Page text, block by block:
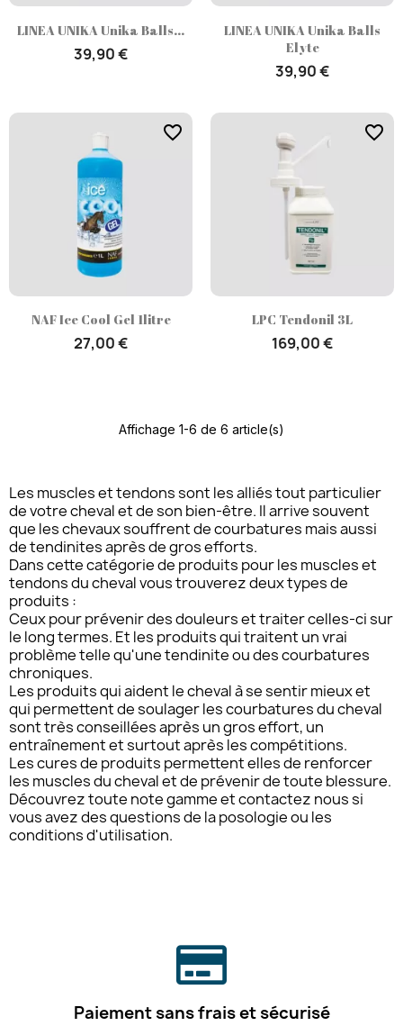
LINEA UNIKA Unika Balls...
39,90 €
LINEA UNIKA Unika Balls
Elyte
39,90 €
NAF Ice Cool Gel 1litre
27,00 €
favorite_border
LPC Tendonil 3L
169,00 €
favorite_border
Affichage 1-6 de 6 article(s)
Les muscles et tendons sont les alliés tout particulier
de votre cheval et de son bien-être. Il arrive souvent
que les chevaux souffrent de courbatures mais aussi
de tendinites après de gros efforts.
Dans cette catégorie de produits pour les muscles et
tendons du cheval vous trouverez deux types de
produits :
Ceux pour prévenir des douleurs et traiter celles-ci sur
le long termes. Et les produits qui traitent un vrai
problème telle qu'une tendinite ou des courbatures
chroniques.
Les produits qui aident le cheval à se sentir mieux et
qui permettent de soulager les courbatures du cheval
sont très conseillées après un gros effort, un
entraînement et surtout après les compétitions.
Les cures de produits permettent elles de renforcer
les muscles du cheval et de prévenir de toute blessure.
Découvrez toute note gamme et contactez nous si
vous avez des questions de la posologie ou les
conditions d'utilisation.
Paiement sans frais et sécurisé